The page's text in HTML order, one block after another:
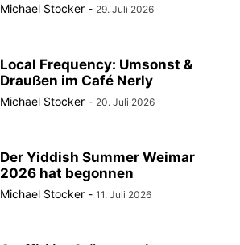
Michael Stocker - 29. Juli 2026
Local Frequency: Umsonst &
Draußen im Café Nerly
Michael Stocker - 20. Juli 2026
Der Yiddish Summer Weimar
2026 hat begonnen
Michael Stocker - 11. Juli 2026